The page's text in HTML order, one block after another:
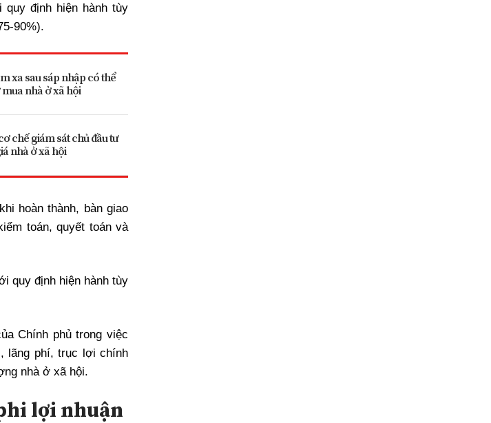
định hiện hành tùy
90%).
xa sau sáp nhập có thể
nhà ở xã hội
chế giám sát chủ đầu tư
nhà ở xã hội
hoàn thành, bàn giao
toán, quyết toán và
quy định hiện hành tùy
Chính phủ trong việc
lãng phí, trục lợi chính
nhà ở xã hội.
lợi nhuận